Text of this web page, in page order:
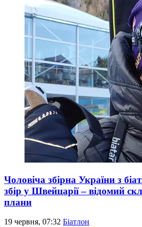
Чоловіча збірна України з
збір у Швейцарії – відомий
плани
19 червня, 07:32 Біатлон